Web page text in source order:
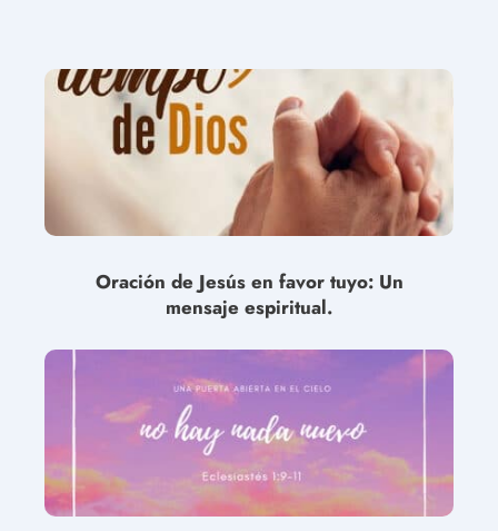
Oración de Jesús en favor tuyo: Un
mensaje espiritual.